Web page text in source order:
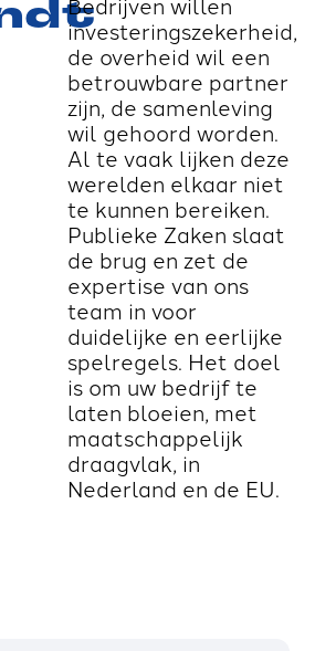
investeringszekerheid,
de overheid wil een
betrouwbare partner
zijn, de samenleving
wil gehoord worden.
Al te vaak lijken deze
werelden elkaar niet
te kunnen bereiken.
Publieke Zaken slaat
de brug en zet de
expertise van ons
team in voor
duidelijke en eerlijke
spelregels. Het doel
is om uw bedrijf te
laten bloeien, met
maatschappelijk
draagvlak, in
Nederland en de EU.